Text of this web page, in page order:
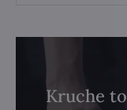
Kruche